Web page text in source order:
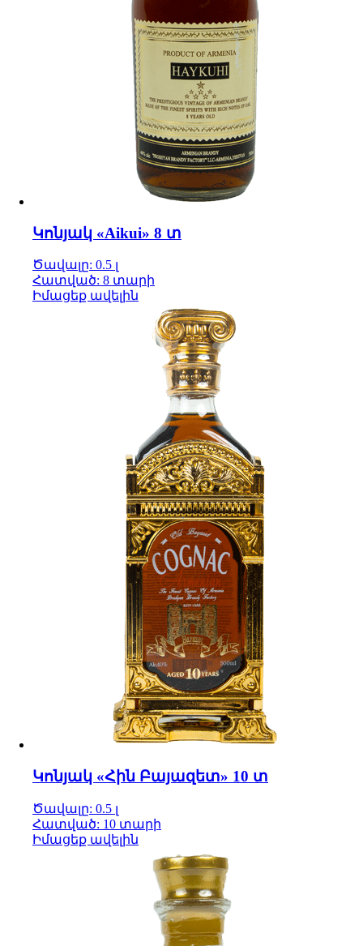
Կոնյակ «Aikui» 8 տ
Ծավալը: 0.5 լ
Հատված: 8 տարի
Իմացեք ավելին
Կոնյակ «Հին Բայազետ» 10 տ
Ծավալը: 0.5 լ
Հատված: 10 տարի
Իմացեք ավելին